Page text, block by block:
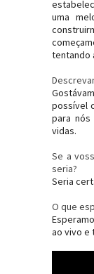
uma
tentando
possível
para
vidas.
Se a
seria?
Seria
O que
ao vivo e